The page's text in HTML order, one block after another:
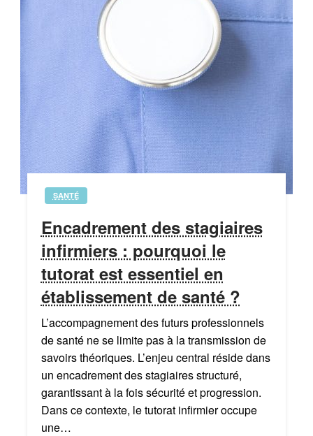
SANTÉ
Encadrement des stagiaires
infirmiers : pourquoi le
tutorat est essentiel en
établissement de santé ?
L’accompagnement des futurs professionnels
de santé ne se limite pas à la transmission de
savoirs théoriques. L’enjeu central réside dans
un encadrement des stagiaires structuré,
garantissant à la fois sécurité et progression.
Dans ce contexte, le tutorat infirmier occupe
une…